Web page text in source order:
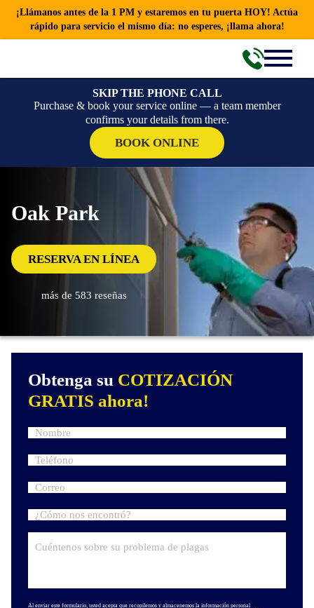
¡Llámanos antes de la 1 PM y estaremos en tu puerta HOY! Actúa
rápido para servicio el mismo día: no esperes, ¡llama ahora!
SKIP THE PHONE CALL
Purchase & book your service online — a team member
confirms your details from there.
BOOK ONLINE
Oak Park
RESERVA EN LÍNEA
más de 583 reseñas
Obtenga su COTIZACIÓN
GRATIS ahora!
Al enviar este formulario, usted acepta que recopilemos y almacenemos la información personal